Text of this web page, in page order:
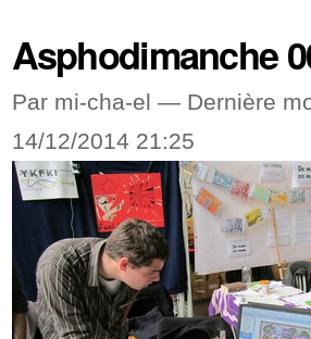
Asphodimanche
Par mi-cha-el — Dernière
14/12/2014 21:25